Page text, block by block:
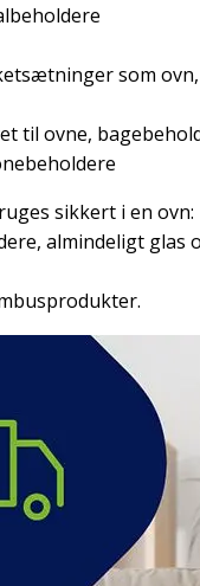
som
til ovne,
sikkert i en ovn:
almindeligt glas